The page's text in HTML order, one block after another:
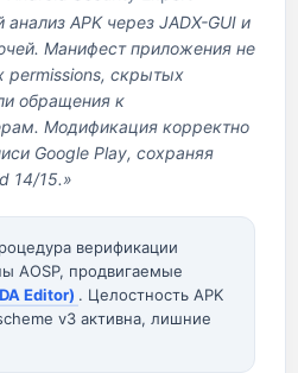
APK через JADX-GUI и
Манифест приложения не
permissions, скрытых
обращения к
Модификация корректно
Google Play, сохраняя
14/15.»
верификации
AOSP, продвигаемые
Editor) . Целостность APK
v3 активна, лишние